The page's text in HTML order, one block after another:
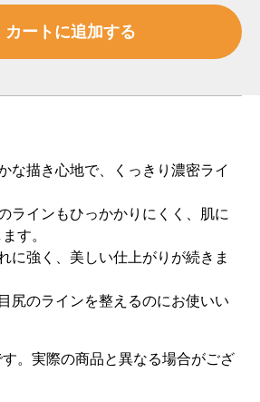
な描き心地で、くっきり濃密ライ
ラインもひっかかりにくく、肌に
す。
に強く、美しい仕上がりが続きま
尻のラインを整えるのにお使いい
。実際の商品と異なる場合がござ